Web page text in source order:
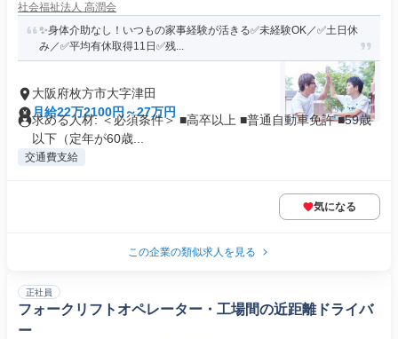
社会福祉法人 高潤会
✨身体介助なし！いつもの家事経験が活きる✅未経験OK／✅土日休
み／✅平均有休取得11日✅残...
大阪府枚方市大字津田
月給22万2100円～27万円
求める人材: ＜必須条件＞ ■高卒以上 ■普通自動車免許 ■59歳
以下（定年が60歳...
交通費支給
気になる
この企業の類似求人を見る
正社員
フォークリフトオペレーター・工場間の近距離ドライバ
ー